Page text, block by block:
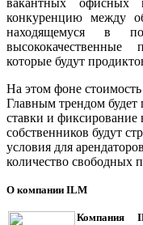
вакантных
конкуренцию между
находящемуся в
которые будут
На этом фоне
Главным трендом будет
ставки и фиксирование
собственников будут
условия для
количество свободных
О компании ILM
Компания